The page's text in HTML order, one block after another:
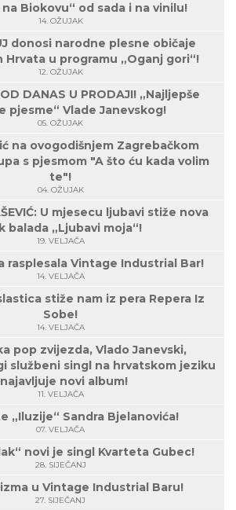
Biokovu“ od sada i na vinilu!
14. OŽUJAK
donosi narodne plesne običaje
Hrvata u programu „Oganj gori“!
12. OŽUJAK
DANAS U PRODAJI! „Najljepše
pjesme“ Vlade Janevskog!
05. OŽUJAK
na ovogodišnjem Zagrebačkom
s pjesmom "A što ću kada volim
te"!
04. OŽUJAK
U mjesecu ljubavi stiže nova
balada „Ljubavi moja“!
19. VELJAČA
rasplesala Vintage Industrial Bar!
14. VELJAČA
stiže nam iz pera Repera Iz
Sobe!
14. VELJAČA
pop zvijezda, Vlado Janevski,
službeni singl na hrvatskom jeziku
novi album!
11. VELJAČA
„Iluzije“ Sandra Bjelanovića!
07. VELJAČA
novi je singl Kvarteta Gubec!
28. SIJEČANJ
u Vintage Industrial Baru!
27. SIJEČANJ